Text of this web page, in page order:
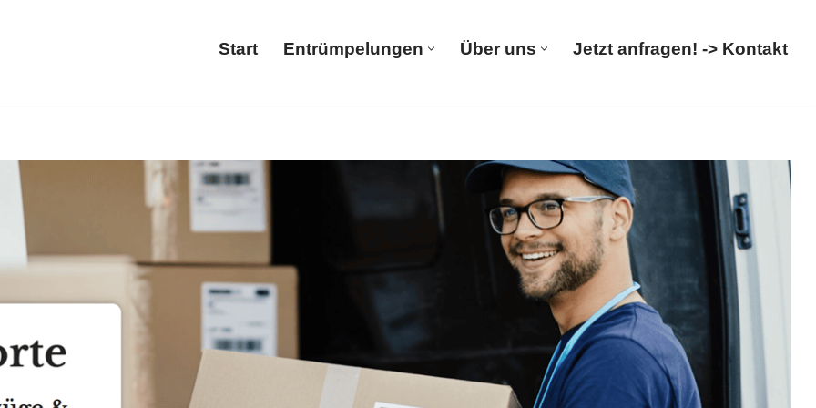
Start Entrümpelungen Über uns Jetzt anfragen! -> Kontakt
✓Wohnungsauflösung, Entrümpelungsfirma, Haushaltsauflösung, Entsorgung. 𝐌&𝐋 𝐓𝐑𝐀𝐍𝐒𝐏𝐎𝐑𝐓𝐄, Ihr
✓Haushaltsauflösung, ✓Entrümpelung, ✓Entrümpelungsfirma, ✓Wohnungsauflösung und ✓Entsorgung.